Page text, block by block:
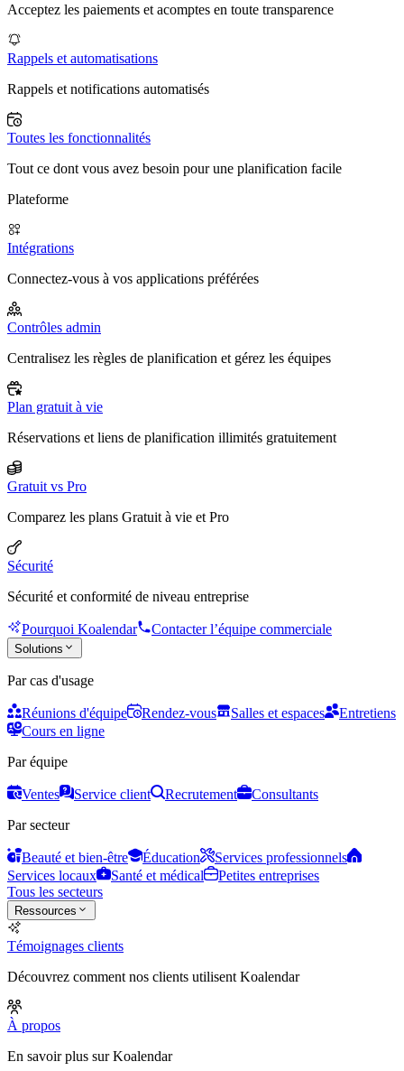
Acceptez les paiements et acomptes en toute transparence
Rappels et automatisations
Rappels et notifications automatisés
Toutes les fonctionnalités
Tout ce dont vous avez besoin pour une planification facile
Plateforme
Intégrations
Connectez-vous à vos applications préférées
Contrôles admin
Centralisez les règles de planification et gérez les équipes
Plan gratuit à vie
Réservations et liens de planification illimités gratuitement
Gratuit vs Pro
Comparez les plans Gratuit à vie et Pro
Sécurité
Sécurité et conformité de niveau entreprise
Pourquoi Koalendar Contacter l’équipe commerciale
Solutions
Par cas d'usage
Réunions d'équipe Rendez-vous Salles et espaces
Entretiens
Cours en ligne
Par équipe
Ventes Service client Recrutement
Consultants
Par secteur
Beauté et bien-être Éducation
Services professionnels
Services locaux
Santé et médical
Petites entreprises
Tous les secteurs
Ressources
Témoignages clients
Découvrez comment nos clients utilisent Koalendar
À propos
En savoir plus sur Koalendar